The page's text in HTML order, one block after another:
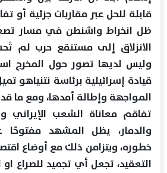
قابلة للحل عبر مقاربات جزئية أو
ظل انخراط واشنطن في مسار
الانزلاق إلى مستنقع حرب لم
وليس لديها تصور حول المخرج
قيادة إسرائيلية برئاسة نتنياهو
المواجهة وإطالة أمدها، ومع ما
تفاقم معاناة الشعب الإيراني
والدمار، يظل المشهد مفتوحًا
خطوره، ويتزامن ذلك مع أوضاع
التعقيد، تجعل أي تجميد للصراع